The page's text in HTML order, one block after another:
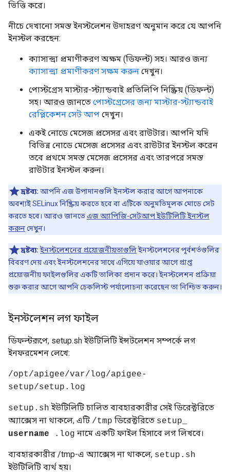
ভিত্তি করে।
নীচে দেখানো সমস্ত ইনস্টলেশন উদাহরণ অনুমান করে যে আপনি
ইনস্টল করছেন:
ক্যাসান্দ্রা প্রমাণীকরণ অক্ষম (ডিফল্ট) সহ। আরও জন্য
ক্যাসান্দ্রা প্রমাণীকরণ সক্ষম করুন দেখুন।
পোস্টগ্রেস মাস্টার-স্ট্যান্ডবাই প্রতিলিপি নিষ্ক্রিয় (ডিফল্ট)
সহ। আরও জানতে পোস্টগ্রেসের জন্য মাস্টার-স্ট্যান্ডবাই
রেপ্লিকেশন সেট আপ দেখুন।
একই নোডে মেসেজ প্রসেসর এবং রাউটার। আপনি যদি
বিভিন্ন নোডে মেসেজ প্রসেসর এবং রাউটার ইনস্টল করেন
তবে প্রথমে সমস্ত মেসেজ প্রসেসর এবং তারপরে সমস্ত
রাউটার ইনস্টল করুন।
দ্রষ্টব্য: আপনি এজ উপাদানগুলি ইনস্টল করার আগে আপনাকে
অবশ্যই SELinux নিষ্ক্রিয় করতে হবে বা এটিকে অনুমতিমূলক মোডে সেট
করতে হবে। আরও জানতে এজ অ্যাপিজি-সেটআপ ইউটিলিটি ইনস্টল
করুনদেখুন।
দ্রষ্টব্য: ইনস্টলেশনের প্রয়োজনীয়তাগুলিইনস্টলেশনের পূর্বশর্তগুলির
বিবরণ দেয় এবং ইনস্টলেশনের সাথে এগিয়ে যাওয়ার আগে প্রাপ্ত
প্রয়োজনীয় ফাইলগুলির একটি তালিকা প্রদান করে। ইনস্টলেশন প্রক্রিয়া
শুরু করার আগে আপনি চেকলিস্ট পর্যালোচনা করেছেন তা নিশ্চিত করুন।
ইনস্টলেশন লগ ফাইল
ডিফল্টরূপে, setup.sh ইউটিলিটি ইন্সটলেশন সম্পর্কে লগ
ইনফরমেশন লেখে:
/opt/apigee/var/log/apigee-
setup/setup.log
setup.sh ইউটিলিটি চালিত ব্যবহারকারীর সেই ডিরেক্টরিতে
অ্যাক্সেস না থাকলে, এটি /tmp ডিরেক্টরিতে setup_
username .log নামে একটি ফাইল হিসাবে লগ লিখবে।
ব্যবহারকারীর /tmp-এ অ্যাক্সেস না থাকলে, setup.sh
ইউটিলিটি ব্যর্থ হয়।